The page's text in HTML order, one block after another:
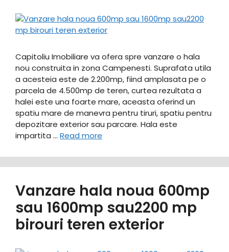
Capitoliu Imobiliare va ofera spre vanzare o hala
nou construita in zona Campenesti. Suprafata utila
a acesteia este de 2.200mp, fiind amplasata pe o
parcela de 4.500mp de teren, curtea rezultata a
halei este una foarte mare, aceasta oferind un
spatiu mare de manevra pentru tiruri, spatiu pentru
depozitare exterior sau parcare. Hala este
impartita … Read more
Vanzare hala noua 600mp
sau 1600mp sau2200 mp
birouri teren exterior